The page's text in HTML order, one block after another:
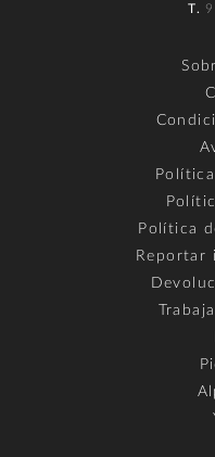
T.
Política
Reportar